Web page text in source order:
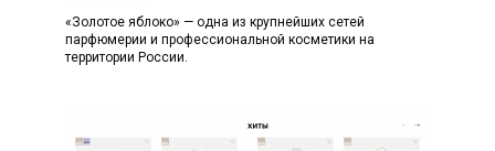
«Золотое яблоко» — одна из крупнейших сетей
парфюмерии и профессиональной косметики на
территории России.